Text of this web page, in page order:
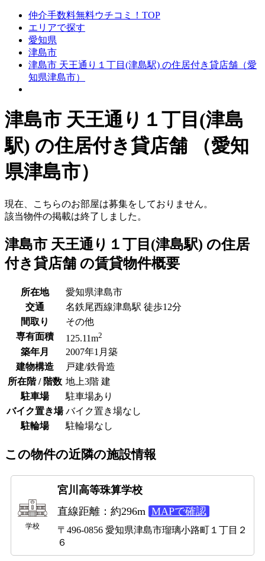
仲介手数料無料ウチコミ！TOP
エリアで探す
愛知県
津島市
津島市 天王通り１丁目(津島駅) の住居付き貸店舗（愛
知県津島市）
津島市 天王通り１丁目(津島
駅) の住居付き貸店舗 （愛知
県津島市）
現在、こちらのお部屋は募集をしておりません。
該当物件の掲載は終了しました。
津島市 天王通り１丁目(津島駅) の住居
付き貸店舗 の賃貸物件概要
所在地
愛知県津島市
交通
名鉄尾西線津島駅 徒歩12分
間取り
その他
専有面積
125.11m2
築年月
2007年1月築
建物構造
戸建/鉄骨造
所在階 / 階数 地上3階 建
駐車場
駐車場あり
バイク置き場 バイク置き場なし
駐輪場
駐輪場なし
この物件の近隣の施設情報
学校
宮川高等珠算学校
直線距離：約296m MAPで確認
〒496-0856 愛知県津島市瑠璃小路町１丁目２
６